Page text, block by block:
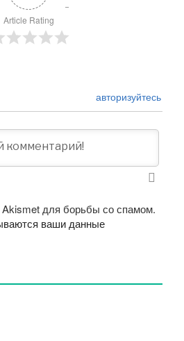
Article Rating
авторизуйтесь
Akismet для борьбы со спамом.
ваши данные